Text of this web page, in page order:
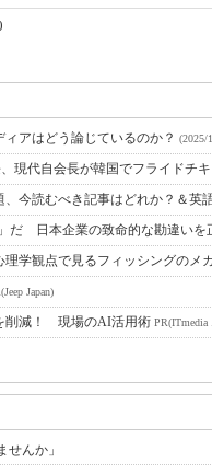
ィアはどう論じているのか？ (2025/
現代自会長が韓国でフライドチ
今読むべき記事はどれか？＆英
だ 日本企業の致命的な勘違いを
学観点で見るフィッシングのメ
Japan)
削減！ 現場のAI活用術
んか」